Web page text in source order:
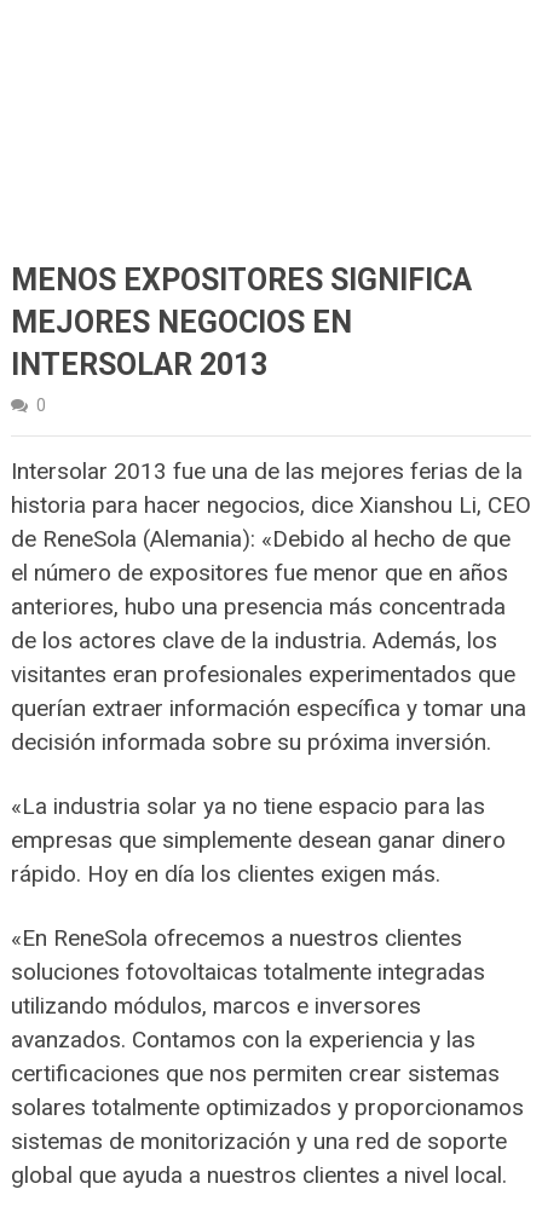
MENOS EXPOSITORES SIGNIFICA
MEJORES NEGOCIOS EN
INTERSOLAR 2013
0
Intersolar 2013 fue una de las mejores ferias de la
historia para hacer negocios, dice Xianshou Li, CEO
de ReneSola (Alemania): «Debido al hecho de que
el número de expositores fue menor que en años
anteriores, hubo una presencia más concentrada
de los actores clave de la industria. Además, los
visitantes eran profesionales experimentados que
querían extraer información específica y tomar una
decisión informada sobre su próxima inversión.
«La industria solar ya no tiene espacio para las
empresas que simplemente desean ganar dinero
rápido. Hoy en día los clientes exigen más.
«En ReneSola ofrecemos a nuestros clientes
soluciones fotovoltaicas totalmente integradas
utilizando módulos, marcos e inversores
avanzados. Contamos con la experiencia y las
certificaciones que nos permiten crear sistemas
solares totalmente optimizados y proporcionamos
sistemas de monitorización y una red de soporte
global que ayuda a nuestros clientes a nivel local.